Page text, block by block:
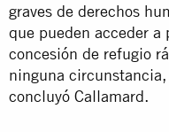
graves de derechos
que pueden acceder a
concesión de refugio
ninguna
concluyó Callamard.